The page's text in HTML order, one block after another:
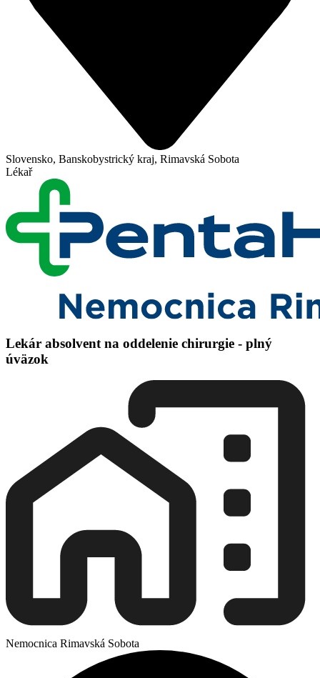
Slovensko, Banskobystrický kraj, Rimavská Sobota
Lékař
Lekár absolvent na oddelenie chirurgie - plný
úväzok
Nemocnica Rimavská Sobota